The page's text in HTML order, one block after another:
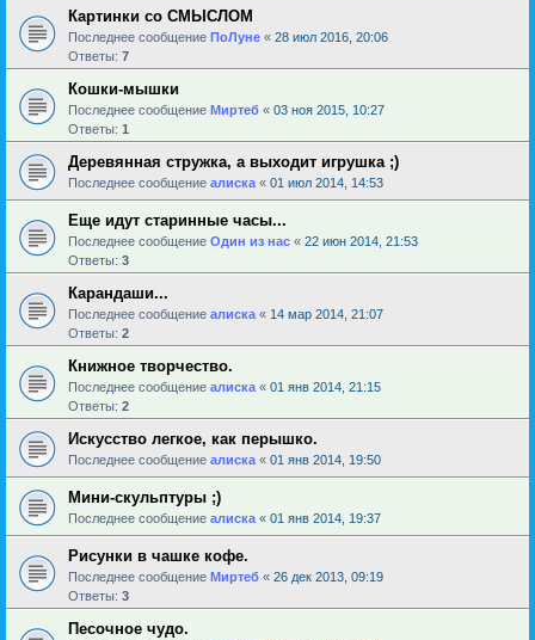
Картинки со СМЫСЛОМ
Последнее сообщение ПоЛуне « 28 июл 2016, 20:06
Ответы: 7
Кошки-мышки
Последнее сообщение Миртеб « 03 ноя 2015, 10:27
Ответы: 1
Деревянная стружка, а выходит игрушка ;)
Последнее сообщение алиска « 01 июл 2014, 14:53
Еще идут старинные часы...
Последнее сообщение Один из нас « 22 июн 2014, 21:53
Ответы: 3
Карандаши...
Последнее сообщение алиска « 14 мар 2014, 21:07
Ответы: 2
Книжное творчество.
Последнее сообщение алиска « 01 янв 2014, 21:15
Ответы: 2
Искусство легкое, как перышко.
Последнее сообщение алиска « 01 янв 2014, 19:50
Мини-скульптуры ;)
Последнее сообщение алиска « 01 янв 2014, 19:37
Рисунки в чашке кофе.
Последнее сообщение Миртеб « 26 дек 2013, 09:19
Ответы: 3
Песочное чудо.